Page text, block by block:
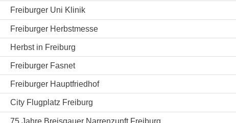
Freiburger Uni Klinik
Freiburger Herbstmesse
Herbst in Freiburg
Freiburger Fasnet
Freiburger Hauptfriedhof
City Flugplatz Freiburg
75 Jahre Breisgauer Narrenzunft Freiburg